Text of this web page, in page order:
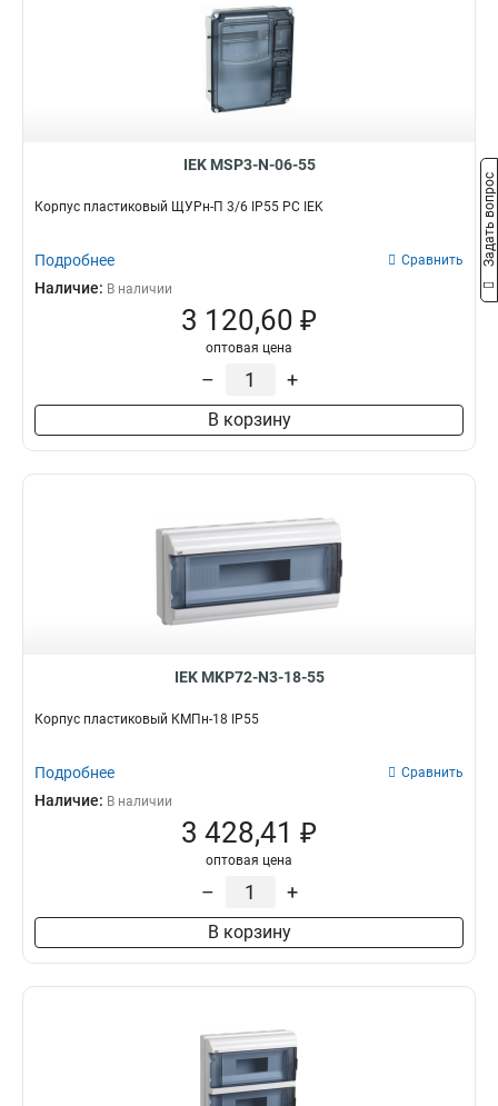
IEK MSP3-N-06-55
Корпус пластиковый ЩУРн-П 3/6 IP55 PC IEK
Подробнее Сравнить
Наличие: В наличии
3 120,60 ₽
оптовая цена
– +
В корзину
IEK MKP72-N3-18-55
Корпус пластиковый КМПн-18 IP55
Подробнее Сравнить
Наличие: В наличии
3 428,41 ₽
оптовая цена
– +
В корзину
Задать вопрос